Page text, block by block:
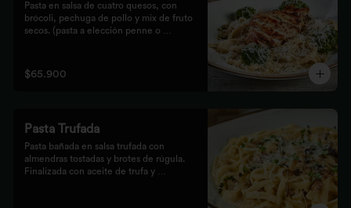
Pasta en salsa de cuatro quesos, con
brócoli, pechuga de pollo y mix de fruto
secos. (pasta a elección penne o
$65.900
Pasta Trufada
Pasta bañada en salsa trufada con
almendras tostadas y brotes de rúgula.
Finalizada con aceite de trufa y